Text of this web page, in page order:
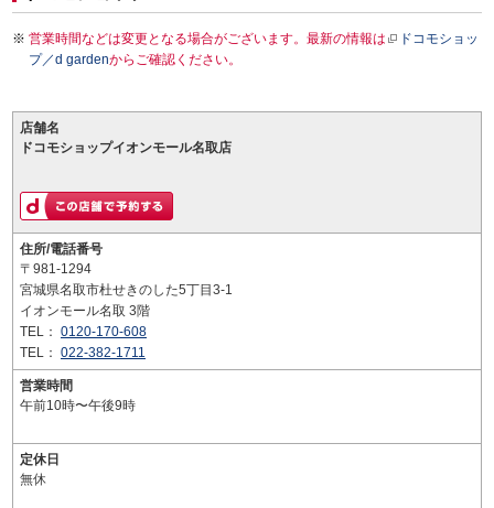
営業時間などは変更となる場合がございます。最新の情報は
ドコモショッ
プ／d gardenからご確認ください。
店舗名
ドコモショップイオンモール名取店
住所/電話番号
〒981-1294
宮城県名取市杜せきのした5丁目3-1
イオンモール名取 3階
TEL： 0120-170-608
TEL： 022-382-1711
営業時間
午前10時〜午後9時
定休日
無休